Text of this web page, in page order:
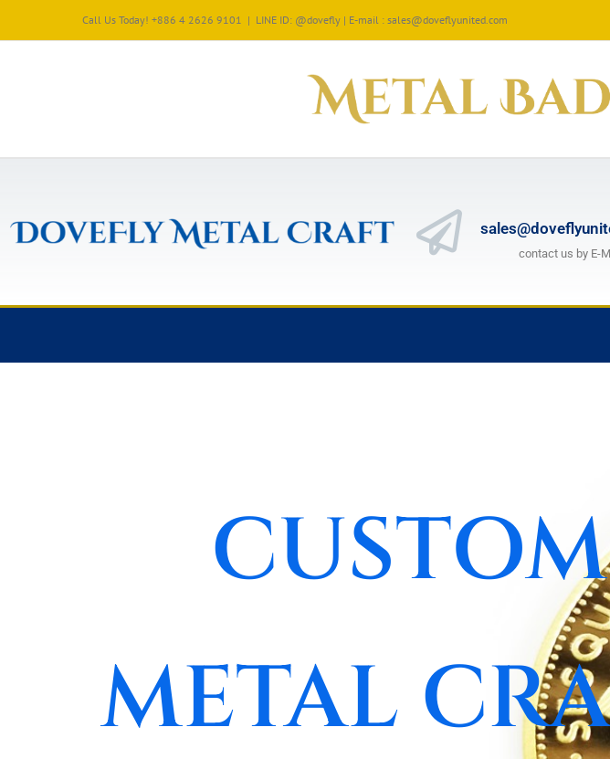
Call Us Today! +886 4 2626 9101 | LINE ID: @dovefly | E-mail : sales@doveflyunited.com
contact us by E-
CUSTOM
METAL